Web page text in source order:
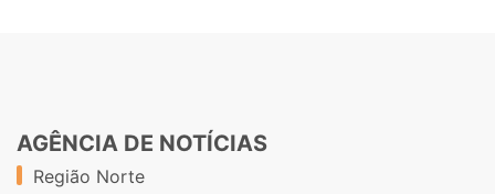
AGÊNCIA DE NOTÍCIAS
Região Norte